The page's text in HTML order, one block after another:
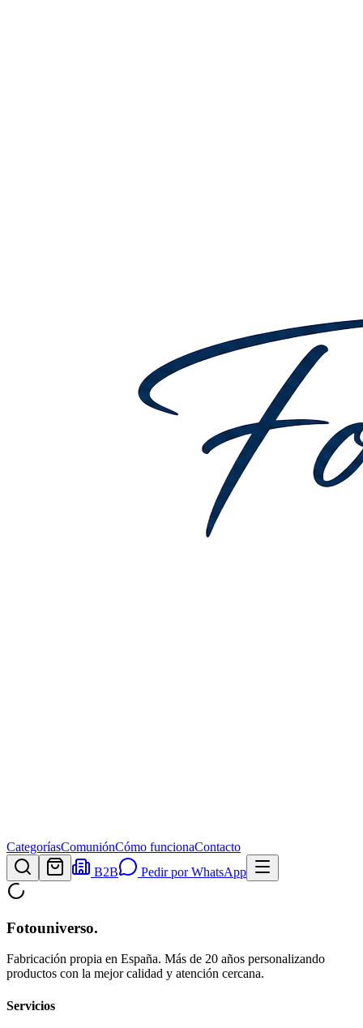
CategoríasComuniónCómo funcionaContacto
B2B
Pedir por WhatsApp
Fotouniverso.
Fabricación propia en España. Más de 20 años personalizando
productos con la mejor calidad y atención cercana.
Servicios